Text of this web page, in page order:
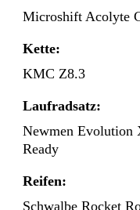
Microshift Acolyte
Kette:
KMC Z8.3
Laufradsatz:
Newmen Evolution
Ready
Reifen:
Schwalbe Rocket